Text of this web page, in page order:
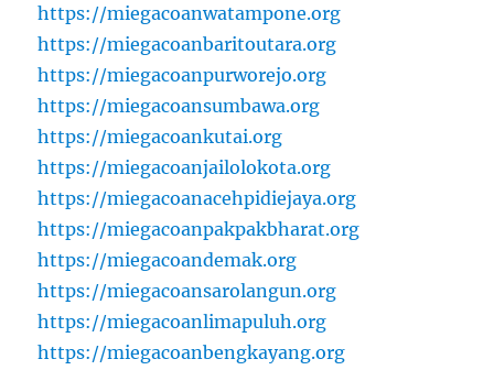
https://miegacoanwatampone.org
https://miegacoanbaritoutara.org
https://miegacoanpurworejo.org
https://miegacoansumbawa.org
https://miegacoankutai.org
https://miegacoanjailolokota.org
https://miegacoanacehpidiejaya.org
https://miegacoanpakpakbharat.org
https://miegacoandemak.org
https://miegacoansarolangun.org
https://miegacoanlimapuluh.org
https://miegacoanbengkayang.org